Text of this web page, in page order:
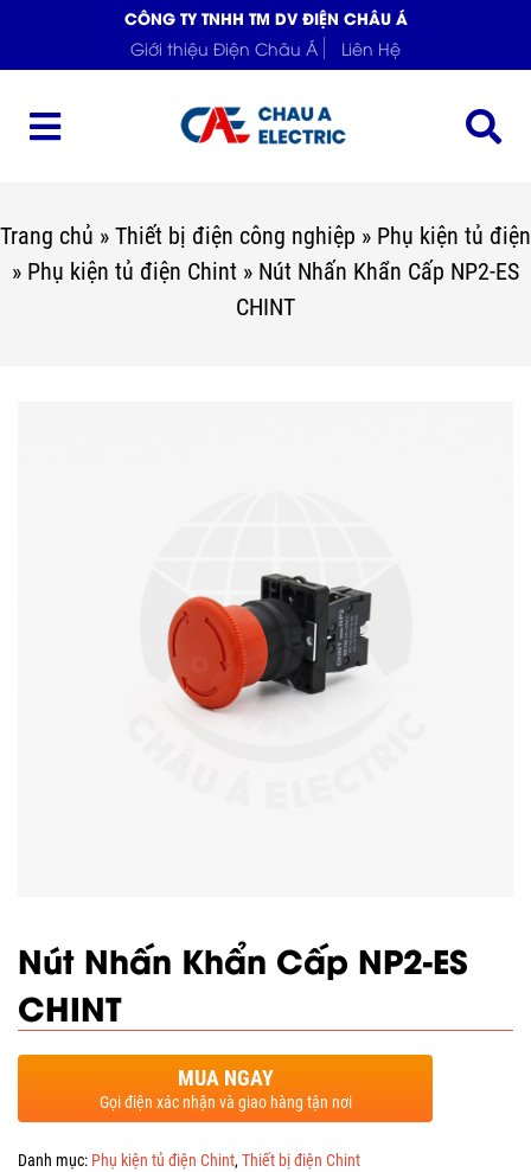
CÔNG TY TNHH TM DV ĐIỆN CHÂU Á
Giới thiệu Điện Châu Á
Liên Hệ
Trang chủ » Thiết bị điện công nghiệp » Phụ kiện tủ điện
» Phụ kiện tủ điện Chint » Nút Nhấn Khẩn Cấp NP2-ES
CHINT
Nút Nhấn Khẩn Cấp NP2-ES
CHINT
MUA NGAY
Gọi điện xác nhận và giao hàng tận nơi
Danh mục: Phụ kiện tủ điện Chint, Thiết bị điện Chint